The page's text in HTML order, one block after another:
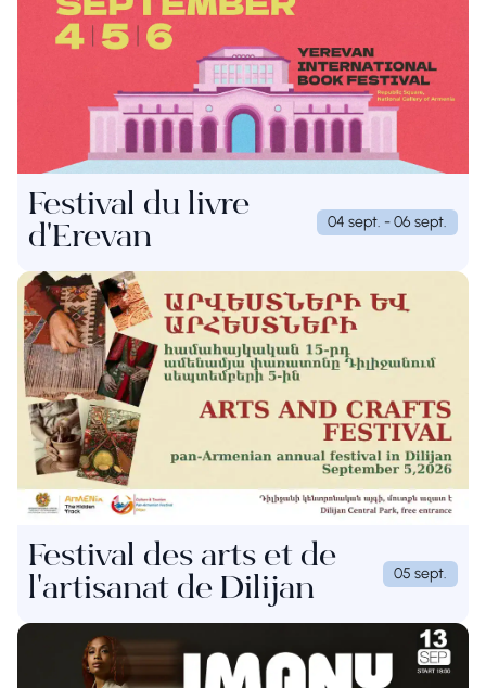
Festival du livre
d'Erevan
04 sept. - 06 sept.
Festival des arts et de
l'artisanat de Dilijan
05 sept.